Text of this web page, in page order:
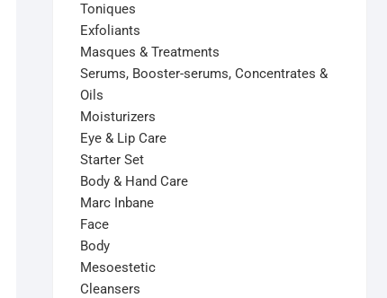
Toniques
Exfoliants
Masques & Treatments
Serums, Booster-serums, Concentrates &
Oils
Moisturizers
Eye & Lip Care
Starter Set
Body & Hand Care
Marc Inbane
Face
Body
Mesoestetic
Cleansers